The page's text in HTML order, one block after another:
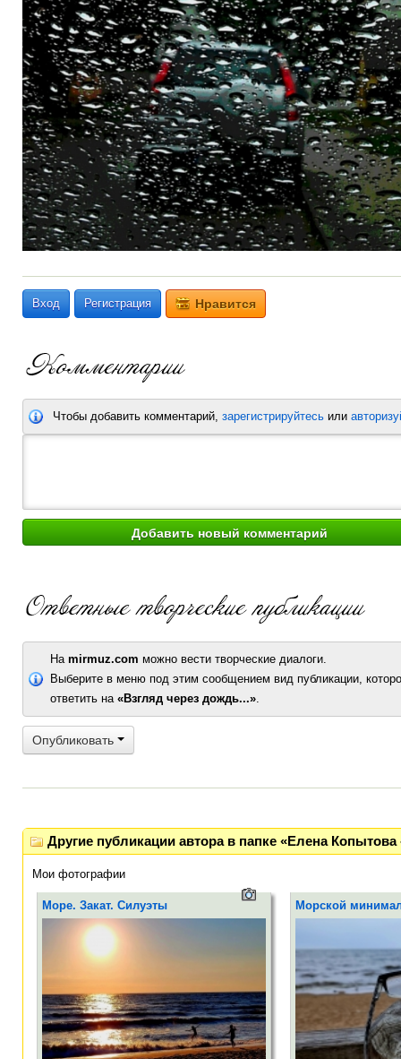
Вход Регистрация Нравится
Чтобы добавить комментарий, зарегистрируйтесь или
На mirmuz.com можно вести творческие диалоги.
Выберите в меню под этим сообщением вид публикации,
ответить на «Взгляд через дождь...».
Опубликовать
Другие публикации автора в папке «Елена Копытова
Мои фотографии
Море. Закат. Силуэты Морской